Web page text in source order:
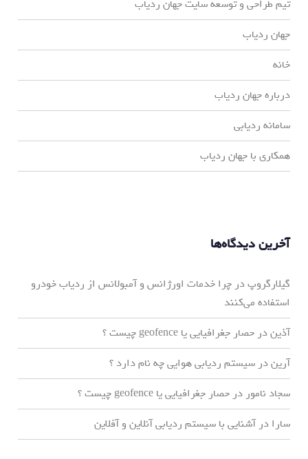
تیم طراحی و توسعه سایت جهان ردیاب
جهان ردیاب
خانه
درباره جهان ردیاب
سامانه ردیابی
همکاری با جهان ردیاب
آخرین دیدگاه‌ها
گیلارگروپدر چرا خدمات اورژانس و آمبولانس از ردیاب خودرو
استفاده می‌کنند
آذیندر حصار جغرافیایی یا geofence چیست ؟
آریندر سیستم ردیابی هوایی چه نام دارد ؟
سجاد نامور در حصار جغرافیایی یا geofence چیست ؟
سارا درآشنایی با سیستم ردیابی آنلاین و آفلاین